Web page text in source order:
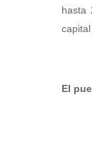
hasta
El